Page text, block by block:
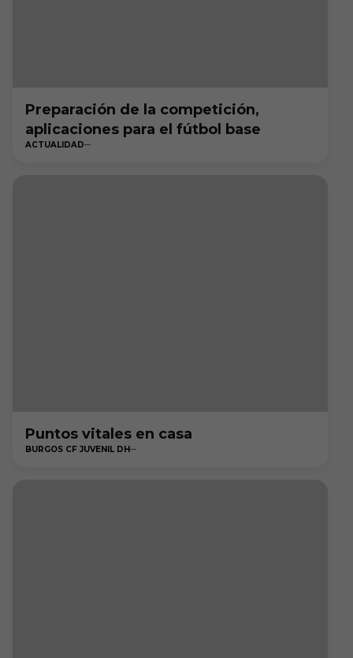
Preparación de la competición,
aplicaciones para el fútbol base
ACTUALIDAD
Puntos vitales en casa
BURGOS CF JUVENIL DH